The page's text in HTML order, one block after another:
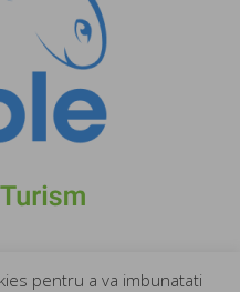
pentru a va imbunatati